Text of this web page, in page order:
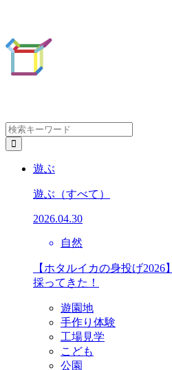
遊ぶ
遊ぶ （すべて）
2026.04.30
自然
【ホタルイカの身投げ
採ってきた！
遊園地
手作り体験
工場見学
こども
公園